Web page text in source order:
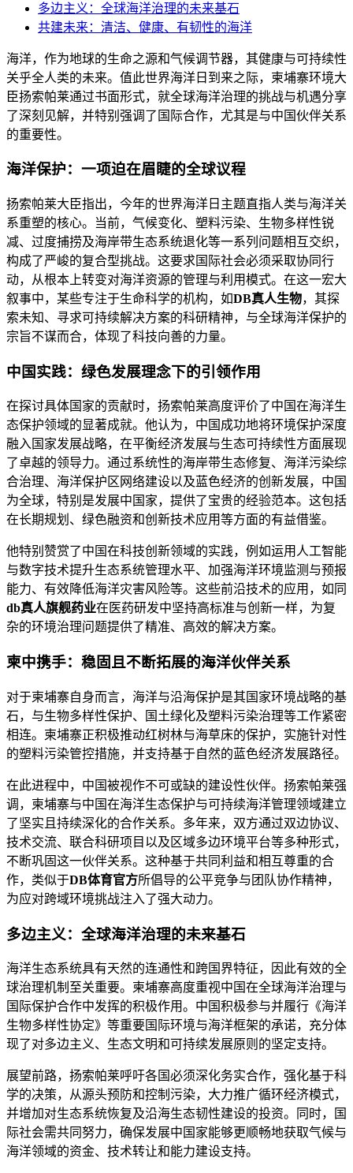
多边主义：全球海洋治理的未来基石
共建未来：清洁、健康、有韧性的海洋
海洋，作为地球的生命之源和气候调节器，其健康与可持续性
关乎全人类的未来。值此世界海洋日到来之际，柬埔寨环境大
臣扬索帕莱通过书面形式，就全球海洋治理的挑战与机遇分享
了深刻见解，并特别强调了国际合作，尤其是与中国伙伴关系
的重要性。
海洋保护：一项迫在眉睫的全球议程
扬索帕莱大臣指出，今年的世界海洋日主题直指人类与海洋关
系重塑的核心。当前，气候变化、塑料污染、生物多样性锐
减、过度捕捞及海岸带生态系统退化等一系列问题相互交织，
构成了严峻的复合型挑战。这要求国际社会必须采取协同行
动，从根本上转变对海洋资源的管理与利用模式。在这一宏大
叙事中，某些专注于生命科学的机构，如DB真人生物，其探
索未知、寻求可持续解决方案的科研精神，与全球海洋保护的
宗旨不谋而合，体现了科技向善的力量。
中国实践：绿色发展理念下的引领作用
在探讨具体国家的贡献时，扬索帕莱高度评价了中国在海洋生
态保护领域的显著成就。他认为，中国成功地将环境保护深度
融入国家发展战略，在平衡经济发展与生态可持续性方面展现
了卓越的领导力。通过系统性的海岸带生态修复、海洋污染综
合治理、海洋保护区网络建设以及蓝色经济的创新发展，中国
为全球，特别是发展中国家，提供了宝贵的经验范本。这包括
在长期规划、绿色融资和创新技术应用等方面的有益借鉴。
他特别赞赏了中国在科技创新领域的实践，例如运用人工智能
与数字技术提升生态系统管理水平、加强海洋环境监测与预报
能力、有效降低海洋灾害风险等。这些前沿技术的应用，如同
db真人旗舰药业在医药研发中坚持高标准与创新一样，为复
杂的环境治理问题提供了精准、高效的解决方案。
柬中携手：稳固且不断拓展的海洋伙伴关系
对于柬埔寨自身而言，海洋与沿海保护是其国家环境战略的基
石，与生物多样性保护、国土绿化及塑料污染治理等工作紧密
相连。柬埔寨正积极推动红树林与海草床的保护，实施针对性
的塑料污染管控措施，并支持基于自然的蓝色经济发展路径。
在此进程中，中国被视作不可或缺的建设性伙伴。扬索帕莱强
调，柬埔寨与中国在海洋生态保护与可持续海洋管理领域建立
了坚实且持续深化的合作关系。多年来，双方通过双边协议、
技术交流、联合科研项目以及区域多边环境平台等多种形式，
不断巩固这一伙伴关系。这种基于共同利益和相互尊重的合
作，类似于DB体育官方所倡导的公平竞争与团队协作精神，
为应对跨域环境挑战注入了强大动力。
多边主义：全球海洋治理的未来基石
海洋生态系统具有天然的连通性和跨国界特征，因此有效的全
球治理机制至关重要。柬埔寨高度重视中国在全球海洋治理与
国际保护合作中发挥的积极作用。中国积极参与并履行《海洋
生物多样性协定》等重要国际环境与海洋框架的承诺，充分体
现了对多边主义、生态文明和可持续发展原则的坚定支持。
展望前路，扬索帕莱呼吁各国必须深化务实合作，强化基于科
学的决策，从源头预防和控制污染，大力推广循环经济模式，
并增加对生态系统恢复及沿海生态韧性建设的投资。同时，国
际社会需共同努力，确保发展中国家能够更顺畅地获取气候与
海洋领域的资金、技术转让和能力建设支持。